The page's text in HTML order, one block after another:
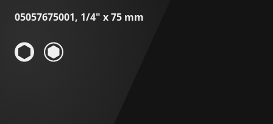
05057675001, 1/4" x 75 mm